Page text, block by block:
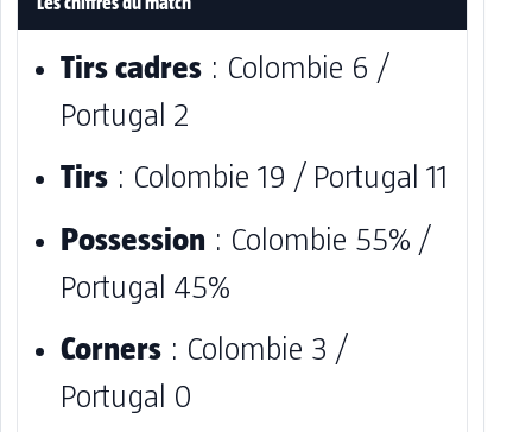
Les chiffres du match
Tirs cadres : Colombie 6 /
Portugal 2
Tirs : Colombie 19 / Portugal 11
Possession : Colombie 55% /
Portugal 45%
Corners : Colombie 3 /
Portugal 0